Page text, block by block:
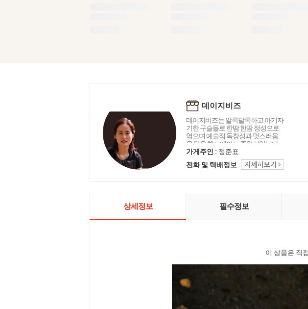
데이지비즈
데이지비즈는 알록달록하고 아기자
기한 구슬들로 한땀 한땀 정성으로
엮으며 예술적 독창성과 멋스러움
을 담은 핸드메이드 쥬얼리입니다.
비즈공예가의 디자인 제작된 생활
소품과 패션 잇 아이템을 소개합니
다.
가게주인 : 정준표
전화 및 택배정보
상세정보 필수정보
이 상품은 직